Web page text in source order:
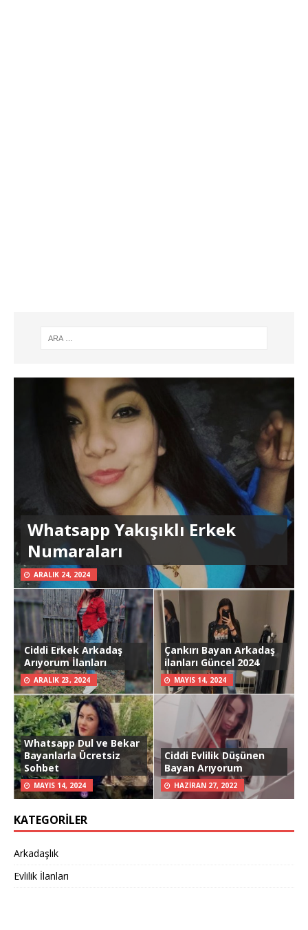
Whatsapp Yakışıklı Erkek
Numaraları
ARALIK 24, 2024
Ciddi Erkek Arkadaş
Arıyorum İlanları
ARALIK 23, 2024
Çankırı Bayan Arkadaş
ilanları Güncel 2024
MAYIS 14, 2024
Whatsapp Dul ve Bekar
Bayanlarla Ücretsiz
Sohbet
MAYIS 14, 2024
Ciddi Evlilik Düşünen
Bayan Arıyorum
HAZIRAN 27, 2022
KATEGORILER
Arkadaşlık
Evlilik İlanları